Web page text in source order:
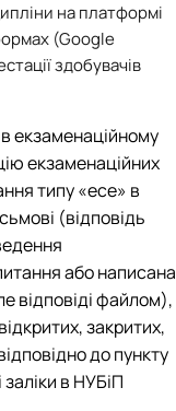
на платформі
(Google
здобувачів
екзаменаційному
екзаменаційних
типу «есе» в
(відповідь
або написана
відповіді файлом),
закритих,
до пункту
в НУБіП